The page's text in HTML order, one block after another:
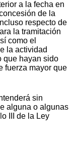
a la fecha en
de la
respecto de
la tramitación
como el
la actividad
que hayan sido
fuerza mayor que
sin
alguna o algunas
III de la Ley